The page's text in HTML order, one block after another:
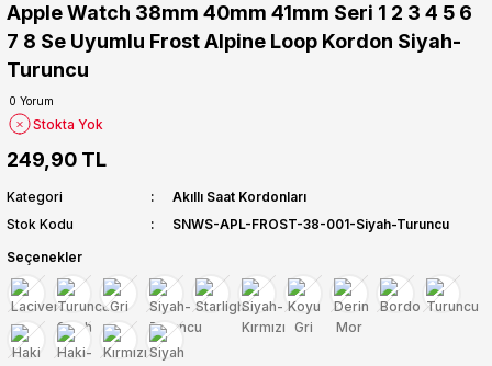
Apple Watch 38mm 40mm 41mm Seri 1 2 3 4 5 6
7 8 Se Uyumlu Frost Alpine Loop Kordon Siyah-
Turuncu
0 Yorum
Stokta Yok
249,90 TL
Kategori
Akıllı Saat Kordonları
Stok Kodu
SNWS-APL-FROST-38-001-Siyah-Turuncu
Seçenekler